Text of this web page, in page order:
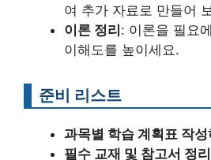
여 추가 자료로 만들어
이론 정리 : 이론을 필요
이해도를 높이세요.
준비 리스트
과목별 학습 계획표 작성
필수 교재 및 참고서 정리